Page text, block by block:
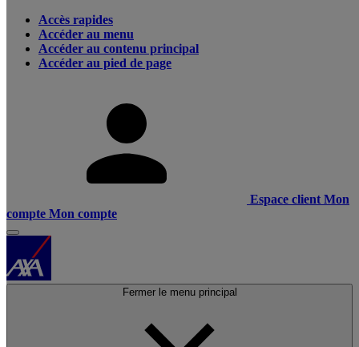
Accès rapides
Accéder au menu
Accéder au contenu principal
Accéder au pied de page
Espace client Mon
compte Mon compte
Fermer le menu principal